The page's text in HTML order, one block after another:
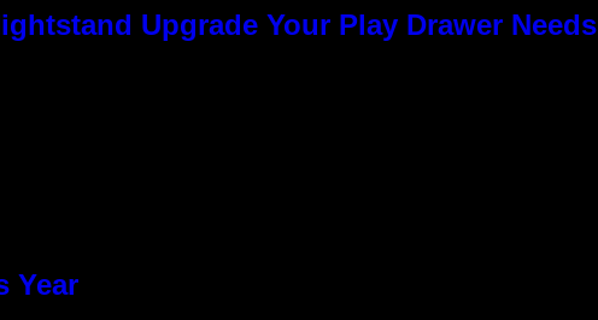
Upgrade Your Play Drawer Needs
Year